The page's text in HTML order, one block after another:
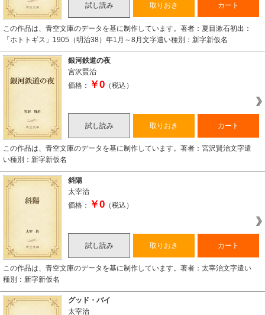
試し読み 取りおき カート
この作品は、青空文庫のデータを基に制作しています。著者：夏目漱石初出：
「ホトトギス」1905（明治38）年1月～8月文字遣い種別：新字新仮名
銀河鉄道の夜
宮沢賢治
価格：
￥0 （税込）
試し読み 取りおき カート
この作品は、青空文庫のデータを基に制作しています。著者：宮沢賢治文字遣
い種別：新字新仮名
斜陽
太宰治
価格：
￥0 （税込）
試し読み 取りおき カート
この作品は、青空文庫のデータを基に制作しています。著者：太宰治文字遣い
種別：新字新仮名
グッド・バイ
太宰治